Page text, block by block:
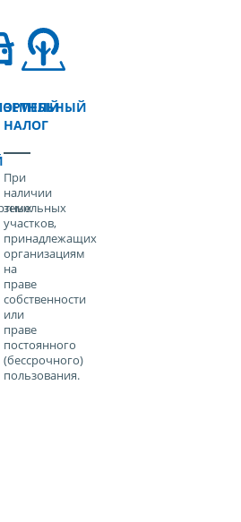
ЗЕМЕЛЬНЫЙ
НАЛОГ
При
наличии
земельных
участков,
принадлежащих
организациям
на
праве
собственности
или
праве
постоянного
(бессрочного)
пользования.